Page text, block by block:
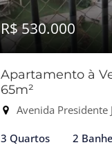
R$ 530.000
Apartamento à
65m²
Avenida Presidente
3 Quartos 2